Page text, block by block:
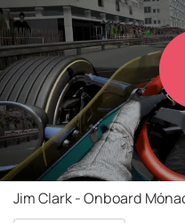
Jim Clark - Onboard